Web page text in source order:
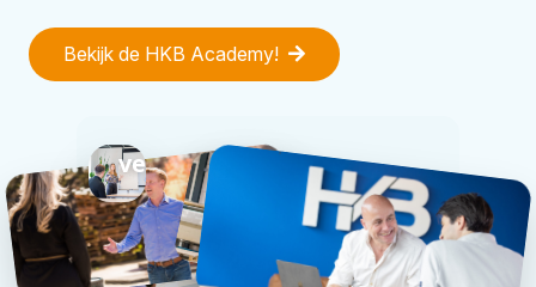
Bekijk de HKB Academy!
om
je
vergroten